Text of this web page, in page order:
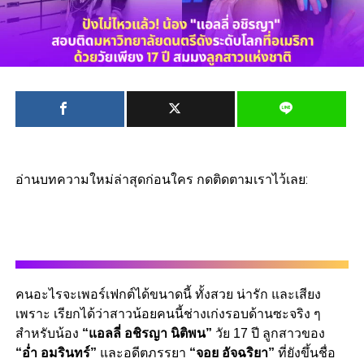
อ่านบทความใหม่ล่าสุดก่อนใคร กดติดตามเราไว้เลย:
คนอะไรจะเพอร์เฟกต์ได้ขนาดนี้ ทั้งสวย น่ารัก และเสียง
เพราะ เรียกได้ว่าสาวน้อยคนนี้ช่างเก่งรอบด้านซะจริง ๆ
สำหรับน้อง “แอลลี่ อชิรญา นิติพน” วัย 17 ปี ลูกสาวของ
“อ่ำ อมรินทร์” และอดีตภรรยา “จอย อัจฉริยา” ที่ยังขึ้นชื่อ